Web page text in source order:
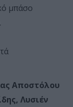
μπάσο
Αποστόλου
Λυσιέν